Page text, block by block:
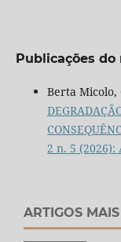
Publicações
Berta Micolo,
2 n. 5
ARTIGOS